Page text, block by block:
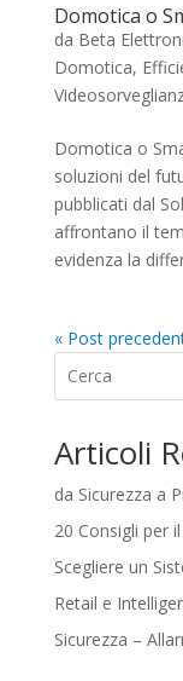
Domotica o
da Beta
Domotica,
Domotica o
soluzioni del
pubblicati dal
affrontano il
evidenza la
« Post
Articoli
da Sicurezza a
20 Consigli per
Scegliere un
Retail e
Sicurezza –